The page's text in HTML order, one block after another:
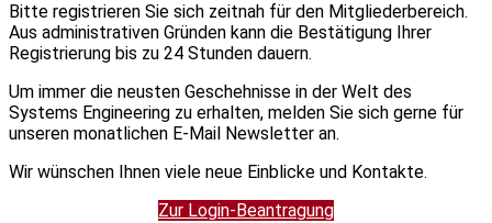
Bitte registrieren Sie sich zeitnah für den Mitgliederbereich.
Aus administrativen Gründen kann die Bestätigung Ihrer
Registrierung bis zu 24 Stunden dauern.
Um immer die neusten Geschehnisse in der Welt des
Systems Engineering zu erhalten, melden Sie sich gerne für
unseren monatlichen E-Mail Newsletter an.
Wir wünschen Ihnen viele neue Einblicke und Kontakte.
Zur Login-Beantragung